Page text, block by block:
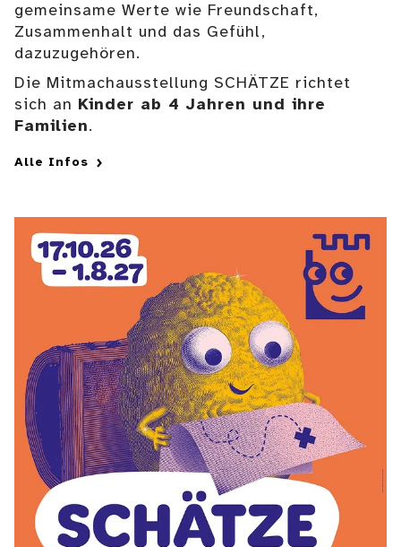
gemeinsame Werte wie Freundschaft,
Zusammenhalt und das Gefühl,
dazuzugehören.
Die Mitmachausstellung SCHÄTZE richtet
sich an Kinder ab 4 Jahren und ihre
Familien.
Alle Infos